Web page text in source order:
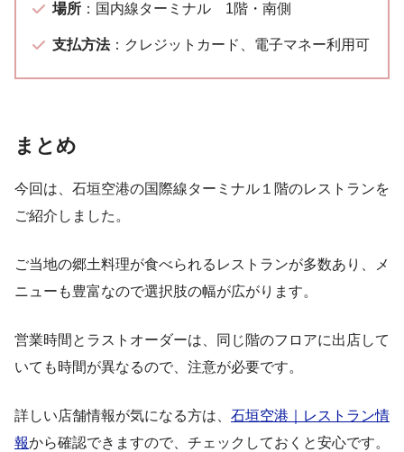
場所 ：国内線ターミナル 1階・南側
支払方法：クレジットカード、電子マネー利用可
まとめ
今回は、石垣空港の国際線ターミナル１階のレストランを
ご紹介しました。
ご当地の郷土料理が食べられるレストランが多数あり、メ
ニューも豊富なので選択肢の幅が広がります。
営業時間とラストオーダーは、同じ階のフロアに出店して
いても時間が異なるので、注意が必要です。
詳しい店舗情報が気になる方は、 石垣空港｜レストラン情
報から確認できますので、チェックしておくと安心です。